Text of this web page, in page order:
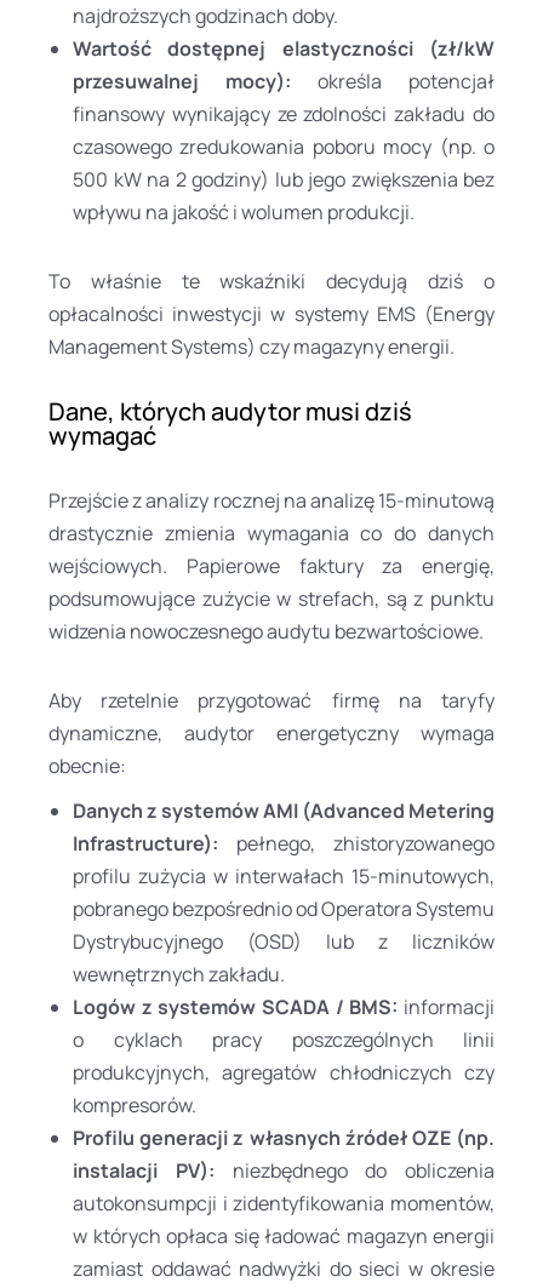
najdroższych godzinach doby.
Wartość dostępnej elastyczności (zł/kW
przesuwalnej mocy): określa potencjał
finansowy wynikający ze zdolności zakładu do
czasowego zredukowania poboru mocy (np. o
500 kW na 2 godziny) lub jego zwiększenia bez
wpływu na jakość i wolumen produkcji.
To właśnie te wskaźniki decydują dziś o
opłacalności inwestycji w systemy EMS (Energy
Management Systems) czy magazyny energii.
Dane, których audytor musi dziś
wymagać
Przejście z analizy rocznej na analizę 15-minutową
drastycznie zmienia wymagania co do danych
wejściowych. Papierowe faktury za energię,
podsumowujące zużycie w strefach, są z punktu
widzenia nowoczesnego audytu bezwartościowe.
Aby rzetelnie przygotować firmę na taryfy
dynamiczne, audytor energetyczny wymaga
obecnie:
Danych z systemów AMI (Advanced Metering
Infrastructure): pełnego, zhistoryzowanego
profilu zużycia w interwałach 15-minutowych,
pobranego bezpośrednio od Operatora Systemu
Dystrybucyjnego (OSD) lub z liczników
wewnętrznych zakładu.
Logów z systemów SCADA / BMS: informacji
o cyklach pracy poszczególnych linii
produkcyjnych, agregatów chłodniczych czy
kompresorów.
Profilu generacji z własnych źródeł OZE (np.
instalacji PV): niezbędnego do obliczenia
autokonsumpcji i zidentyfikowania momentów,
w których opłaca się ładować magazyn energii
zamiast oddawać nadwyżki do sieci w okresie